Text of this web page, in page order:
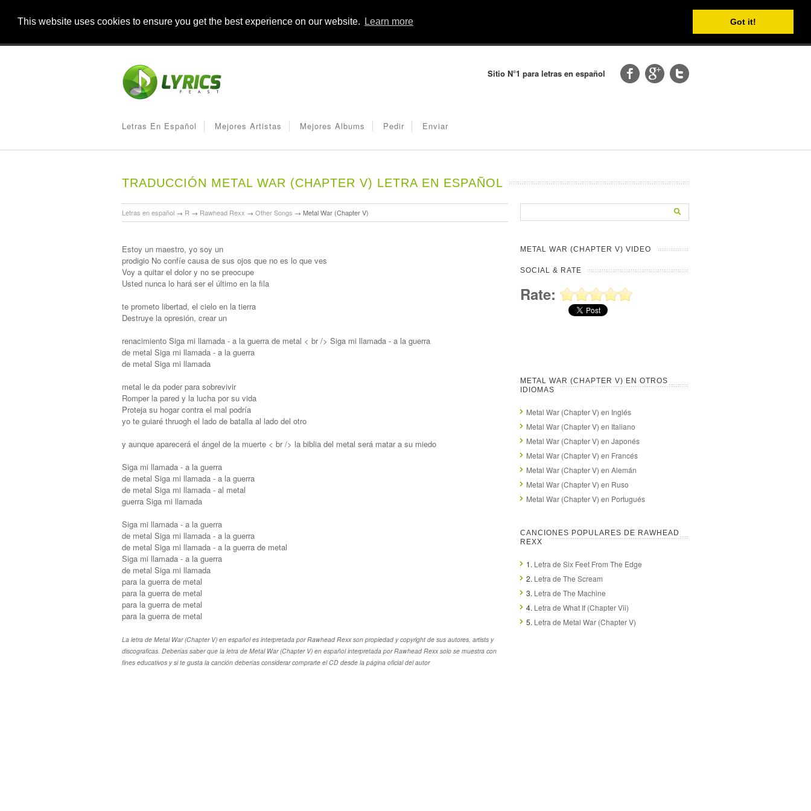
This website uses cookies to ensure you get the best experience on our website. Learn more Got it!
Sitio N°1 para letras en español
Letras En Español Mejores Artistas Mejores Albums Pedir Enviar
TRADUCCIÓN METAL WAR (CHAPTER V) LETRA EN ESPAÑOL
Letras en español → R → Rawhead Rexx → Other Songs → Metal War (Chapter V)
Estoy un maestro, yo soy un
prodigio No confíe causa de sus ojos que no es lo que ves
Voy a quitar el dolor y no se preocupe
Usted nunca lo hará ser el último en la fila
te prometo libertad, el cielo en la tierra
Destruye la opresión, crear un
renacimiento Siga mi llamada - a la guerra de metal < br /> Siga mi llamada - a la guerra
de metal Siga mi llamada - a la guerra
de metal Siga mi llamada
metal le da poder para sobrevivir
Romper la pared y la lucha por su vida
Proteja su hogar contra el mal podría
yo te guiaré thruogh el lado de batalla al lado del otro
y aunque aparecerá el ángel de la muerte < br /> la biblia del metal será matar a su miedo
Siga mi llamada - a la guerra
de metal Siga mi llamada - a la guerra
de metal Siga mi llamada - al metal
guerra Siga mi llamada
Siga mi llamada - a la guerra
de metal Siga mi llamada - a la guerra
de metal Siga mi llamada - a la guerra de metal
Siga mi llamada - a la guerra
de metal Siga mi llamada
para la guerra de metal
para la guerra de metal
para la guerra de metal
para la guerra de metal
La letra de Metal War (Chapter V) en español es interpretada por Rawhead Rexx son propiedad y copyright de sus autores, artists y
discograficas. Deberías saber que la letra de Metal War (Chapter V) en español interpretada por Rawhead Rexx solo se muestra con
fines educativos y si te gusta la canción deberías considerar comprarte el CD desde la página oficial del autor
METAL WAR (CHAPTER V) VIDEO
SOCIAL & RATE
Rate:
METAL WAR (CHAPTER V) EN OTROS
IDIOMAS
Metal War (Chapter V) en Inglés
Metal War (Chapter V) en Italiano
Metal War (Chapter V) en Japonés
Metal War (Chapter V) en Francés
Metal War (Chapter V) en Alemán
Metal War (Chapter V) en Ruso
Metal War (Chapter V) en Portugués
CANCIONES POPULARES DE RAWHEAD
REXX
1. Letra de Six Feet From The Edge
2. Letra de The Scream
3. Letra de The Machine
4. Letra de What If (Chapter Vii)
5. Letra de Metal War (Chapter V)